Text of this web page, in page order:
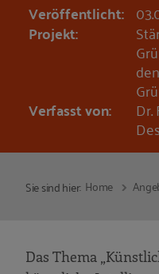
Veröffentlicht:
Projekt:
Verfasst von:
Sie sind hier: Home
Das Thema